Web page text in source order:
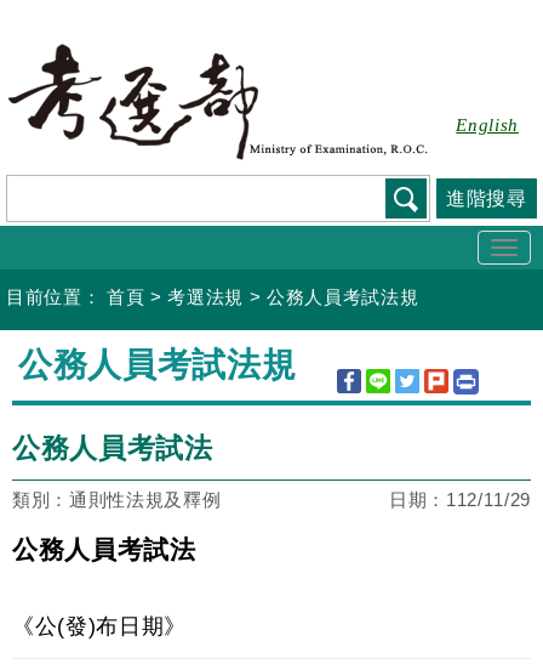
要
容
English
進階搜尋
目前位置： 首頁 >考選法規 >公務人員考試法規
:::
公務人員考試法規
公務人員考試法
類別：通則性法規及釋例 日期： 112/11/29
公務人員考試法
《公(發)布日期》